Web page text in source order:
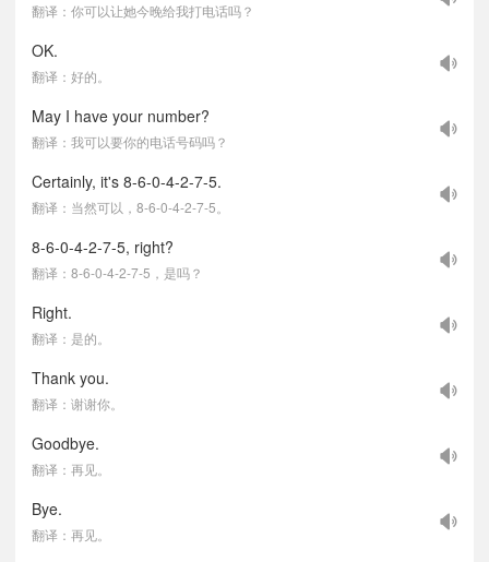
翻译：你可以让她今晚给我打电话吗？
OK.
翻译：好的。
May I have your number?
翻译：我可以要你的电话号码吗？
Certainly, it's 8-6-0-4-2-7-5.
翻译：当然可以，8-6-0-4-2-7-5。
8-6-0-4-2-7-5, right?
翻译：8-6-0-4-2-7-5，是吗？
Right.
翻译：是的。
Thank you.
翻译：谢谢你。
Goodbye.
翻译：再见。
Bye.
翻译：再见。